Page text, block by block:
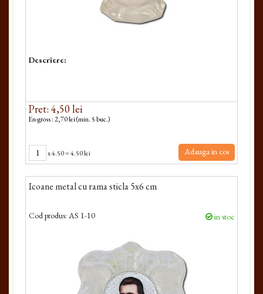
Descriere:
Pret: 4,50 lei
En-gross : 2,70 lei (min. 5 buc.)
x4.50=4.50 lei Adauga in cos
Icoane metal cu rama sticla 5x6 cm
Cod produs: AS 1-10 in stoc